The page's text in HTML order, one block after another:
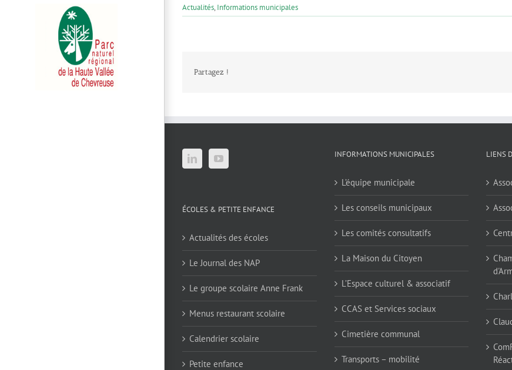
Actualités, Informations municipales
Partagez !
ÉCOLES & PETITE ENFANCE
Actualités des écoles
Le Journal des NAP
Le groupe scolaire Anne Frank
Menus restaurant scolaire
Calendrier scolaire
Petite enfance
INFORMATIONS MUNICIPALES
L’équipe municipale
Les conseils municipaux
Les comités consultatifs
La Maison du Citoyen
L’Espace culturel & associatif
CCAS et Services sociaux
Cimetière communal
Transports – mobilité
LIENS